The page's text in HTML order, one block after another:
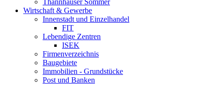
Thannhauser Sommer
Wirtschaft & Gewerbe
Innenstadt und Einzelhandel
FIT
Lebendige Zentren
ISEK
Firmenverzeichnis
Baugebiete
Immobilien - Grundstücke
Post und Banken